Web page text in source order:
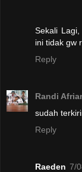
Sekali
ini tidak gw
Reply
Randi
sudah
Reply
Raeden 7/